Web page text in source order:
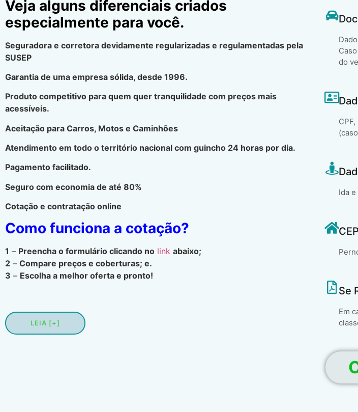
Veja alguns diferenciais criados
especialmente para você.
Seguradora e corretora devidamente regularizadas e regulamentadas pela
SUSEP
Garantia de uma empresa sólida, desde 1996.
Produto competitivo para quem quer tranquilidade com preços mais
acessíveis.
Aceitação para Carros, Motos e Caminhões
Atendimento em todo o território nacional com guincho 24 horas por dia.
Pagamento facilitado.
Seguro com economia de até 80%
Cotação e contratação online
Como funciona a cotação?
1 – Preencha o formulário clicando no link abaixo;
2 – Compare preços e coberturas; e.
3 – Escolha a melhor oferta e pronto!
LEIA [+]
do
Ida
CEP
Se
Em